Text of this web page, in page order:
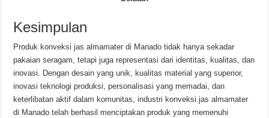
Kesimpulan
Produk konveksi jas almamater di Manado tidak hanya sekadar
pakaian seragam, tetapi juga representasi dari identitas, kualitas, dan
inovasi. Dengan desain yang unik, kualitas material yang superior,
inovasi teknologi produksi, personalisasi yang memadai, dan
keterlibatan aktif dalam komunitas, industri konveksi jas almamater
di Manado telah berhasil menciptakan produk yang memenuhi